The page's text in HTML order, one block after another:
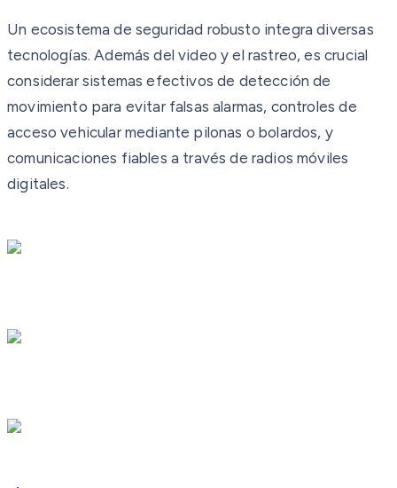
Un ecosistema de seguridad robusto integra diversas
tecnologías. Además del video y el rastreo, es crucial
considerar sistemas efectivos de detección de
movimiento para evitar falsas alarmas, controles de
acceso vehicular mediante pilonas o bolardos, y
comunicaciones fiables a través de radios móviles
digitales.